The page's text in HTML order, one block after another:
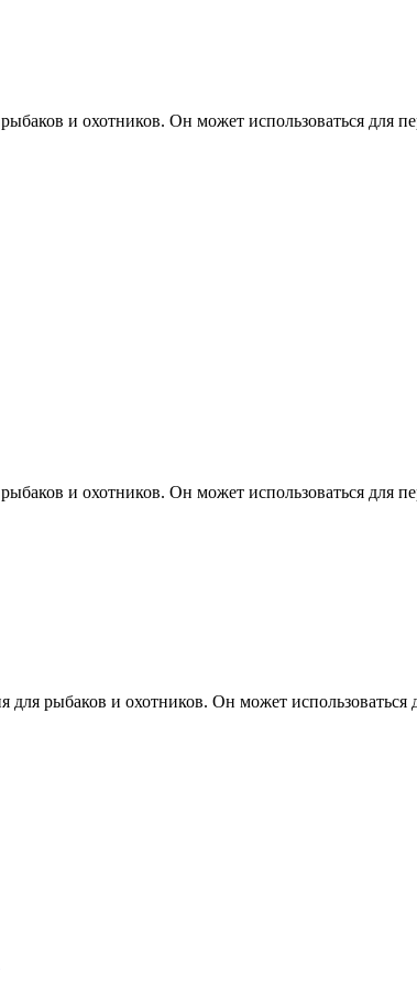
и охотников. Он может использоваться для
и охотников. Он может использоваться для
для рыбаков и охотников. Он может